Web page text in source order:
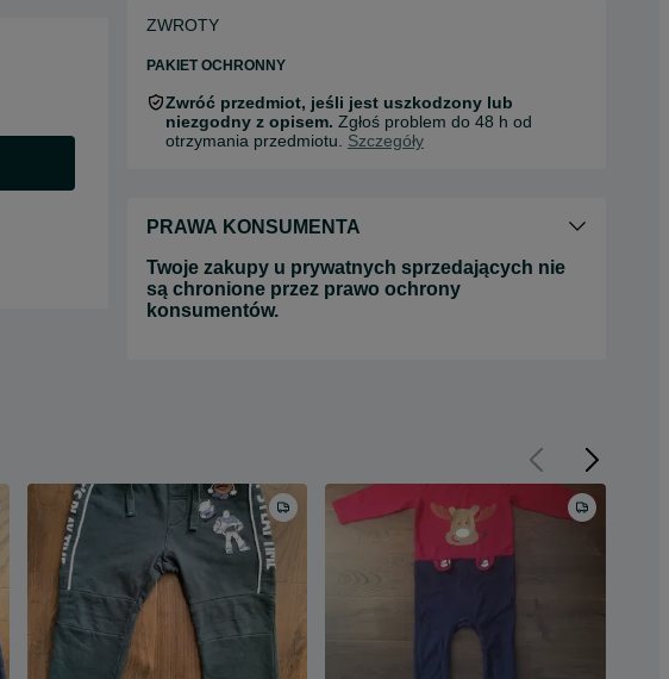
ZWROTY
PAKIET OCHRONNY
Zwróć przedmiot, jeśli jest uszkodzony lub
niezgodny z opisem. Zgłoś problem do 48 h od
otrzymania przedmiotu. Szczegóły
PRAWA KONSUMENTA
Twoje zakupy u prywatnych sprzedających nie
są chronione przez prawo ochrony
konsumentów.